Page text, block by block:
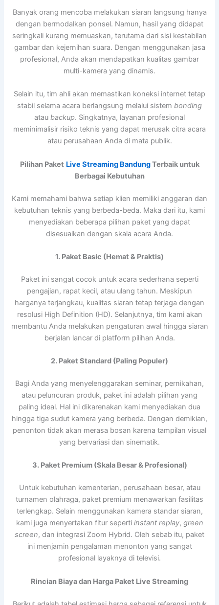
Banyak orang mencoba melakukan siaran langsung hanya
dengan bermodalkan ponsel. Namun, hasil yang didapat
seringkali kurang memuaskan, terutama dari sisi kestabilan
gambar dan kejernihan suara. Dengan menggunakan jasa
profesional, Anda akan mendapatkan kualitas gambar
multi-kamera yang dinamis.
Selain itu, tim ahli akan memastikan koneksi internet tetap
stabil selama acara berlangsung melalui sistem bonding
atau backup. Singkatnya, layanan profesional
meminimalisir risiko teknis yang dapat merusak citra acara
atau perusahaan Anda di mata publik.
Pilihan Paket Live Streaming BandungTerbaik untuk
Berbagai Kebutuhan
Kami memahami bahwa setiap klien memiliki anggaran dan
kebutuhan teknis yang berbeda-beda. Maka dari itu, kami
menyediakan beberapa pilihan paket yang dapat
disesuaikan dengan skala acara Anda.
1. Paket Basic (Hemat & Praktis)
Paket ini sangat cocok untuk acara sederhana seperti
pengajian, rapat kecil, atau ulang tahun. Meskipun
harganya terjangkau, kualitas siaran tetap terjaga dengan
resolusi High Definition (HD). Selanjutnya, tim kami akan
membantu Anda melakukan pengaturan awal hingga siaran
berjalan lancar di platform pilihan Anda.
2. Paket Standard (Paling Populer)
Bagi Anda yang menyelenggarakan seminar, pernikahan,
atau peluncuran produk, paket ini adalah pilihan yang
paling ideal. Hal ini dikarenakan kami menyediakan dua
hingga tiga sudut kamera yang berbeda. Dengan demikian,
penonton tidak akan merasa bosan karena tampilan visual
yang bervariasi dan sinematik.
3. Paket Premium (Skala Besar & Profesional)
Untuk kebutuhan kementerian, perusahaan besar, atau
turnamen olahraga, paket premium menawarkan fasilitas
terlengkap. Selain menggunakan kamera standar siaran,
kami juga menyertakan fitur seperti instant replay, green
screen, dan integrasi Zoom Hybrid. Oleh sebab itu, paket
ini menjamin pengalaman menonton yang sangat
profesional layaknya di televisi.
Rincian Biaya dan Harga Paket Live Streaming